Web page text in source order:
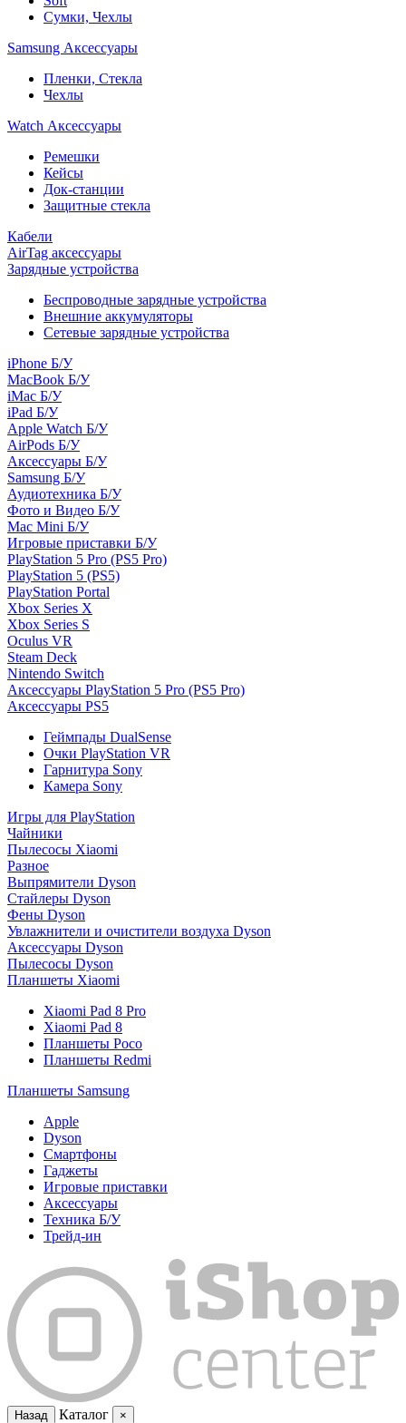
Сумки, Чехлы
Samsung Аксессуары
Пленки, Стекла
Чехлы
Watch Аксессуары
Ремешки
Кейсы
Док-станции
Защитные стекла
Кабели
AirTag аксессуары
Зарядные устройства
Беспроводные зарядные устройства
Внешние аккумуляторы
Сетевые зарядные устройства
iPhone Б/У
MacBook Б/У
iMac Б/У
iPad Б/У
Apple Watch Б/У
AirPods Б/У
Аксессуары Б/У
Samsung Б/У
Аудиотехника Б/У
Фото и Видео Б/У
Mac Mini Б/У
Игровые приставки Б/У
PlayStation 5 Pro (PS5 Pro)
PlayStation 5 (PS5)
PlayStation Portal
Xbox Series X
Xbox Series S
Oculus VR
Steam Deck
Nintendo Switch
Аксессуары PlayStation 5 Pro (PS5 Pro)
Аксессуары PS5
Геймпады DualSense
Очки PlayStation VR
Гарнитура Sony
Камера Sony
Игры для PlayStation
Чайники
Пылесосы Xiaomi
Разное
Выпрямители Dyson
Стайлеры Dyson
Фены Dyson
Увлажнители и очистители воздуха Dyson
Аксессуары Dyson
Пылесосы Dyson
Планшеты Xiaomi
Xiaomi Pad 8 Pro
Xiaomi Pad 8
Планшеты Poco
Планшеты Redmi
Планшеты Samsung
Apple
Dyson
Смартфоны
Гаджеты
Игровые приставки
Аксессуары
Техника Б/У
Трейд-ин
Назад Каталог ×